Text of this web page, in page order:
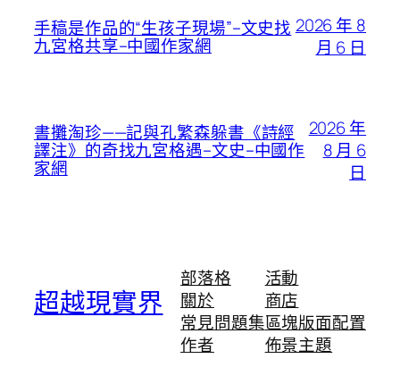
手稿是作品的“生孩子現場”–文史找
九宮格共享–中國作家網
2026 年 8
月 6 日
書攤淘珍——記與孔繁森躲書《詩經
譯注》的奇找九宮格遇–文史–中國作
家網
2026 年
8 月 6
日
超越現實界
部落格
關於
常見問題集
作者
活動
商店
區塊版面配置
佈景主題